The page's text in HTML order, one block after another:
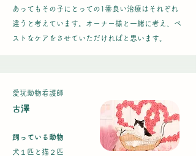
あってもその子にとっての1番良い治療はそれぞれ
違うと考えています。オーナー様と一緒に考え、ベ
ストなケアをさせていただければと思います。
​愛玩動物看護師
古澤
飼っている動物
犬１匹と猫２匹